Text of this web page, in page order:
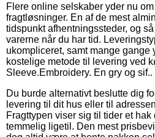
Flere online selskaber yder nu
fragtløsninger. En af de mest
tidspunkt afhentningssteder, og
varerne når du har tid.
ukompliceret, samt mange gange
kostelige metode til levering ved
Sleeve.Embroidery. En gry og sif..
Du burde alternativt beslutte dig
levering til dit hus eller til
Fragttypen viser sig til tider et hak
temmelig ligetil. Den mest